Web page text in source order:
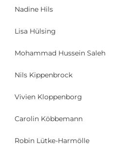
Nadine Hils
Lisa Hülsing
Mohammad Hussein Saleh
Nils Kippenbrock
Vivien Kloppenborg
Carolin Köbbemann
Robin Lütke-Harmölle